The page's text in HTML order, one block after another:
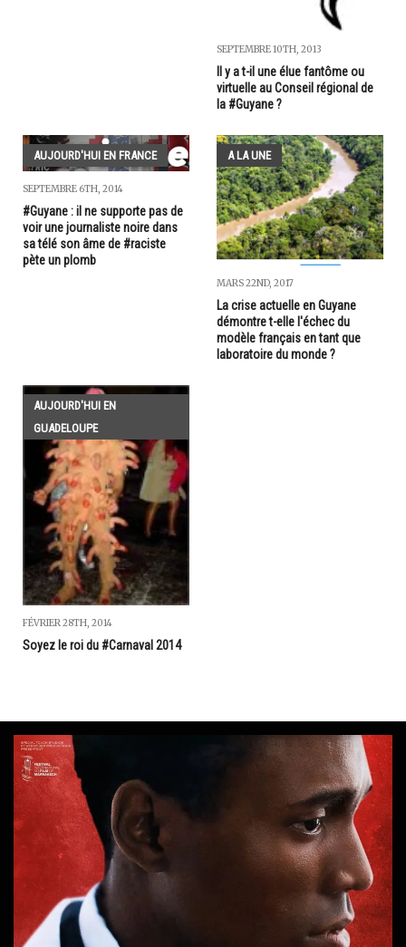
SEPTEMBRE 10TH, 2013
Il y a t-il une élue fantôme ou
virtuelle au Conseil régional de
la #Guyane ?
AUJOURD'HUI EN FRANCE
SEPTEMBRE 6TH, 2014
#Guyane : il ne supporte pas de
voir une journaliste noire dans
sa télé son âme de #raciste
pète un plomb
A LA UNE
MARS 22ND, 2017
La crise actuelle en Guyane
démontre t-elle l'échec du
modèle français en tant que
laboratoire du monde ?
AUJOURD'HUI EN
GUADELOUPE
FÉVRIER 28TH, 2014
Soyez le roi du #Carnaval 2014